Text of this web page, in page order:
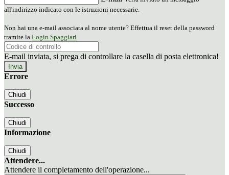
all'indirizzo indicato con le istruzioni necessarie.
Non hai una e-mail associata al nome utente? Effettua il reset della password
tramite la Login Spaggiari
E-mail inviata, si prega di controllare la casella di posta elettronica!
Errore
Chiudi
Successo
Chiudi
Informazione
Chiudi
Attendere...
Attendere il completamento dell'operazione...